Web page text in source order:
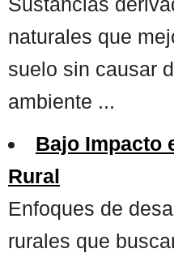
naturales que
suelo sin causar
ambiente ...
Bajo Impacto
Rural
Enfoques de
rurales que